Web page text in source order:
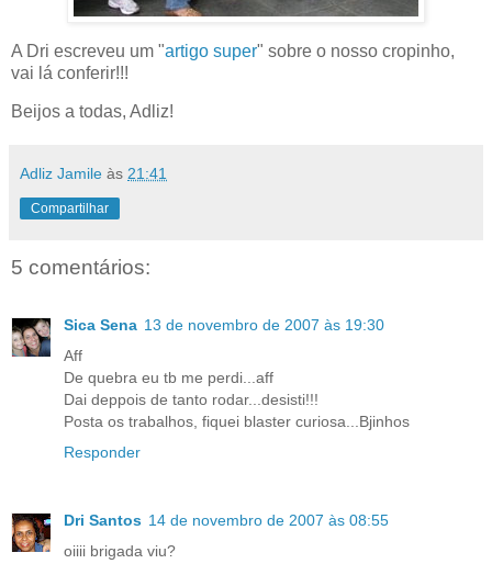
A Dri escreveu um "artigo super" sobre o nosso cropinho,
vai lá conferir!!!
Beijos a todas, Adliz!
Adliz Jamile às 21:41
Compartilhar
5 comentários:
Sica Sena 13 de novembro de 2007 às 19:30
Aff
De quebra eu tb me perdi...aff
Dai deppois de tanto rodar...desisti!!!
Posta os trabalhos, fiquei blaster curiosa...Bjinhos
Responder
Dri Santos 14 de novembro de 2007 às 08:55
oiiii brigada viu?